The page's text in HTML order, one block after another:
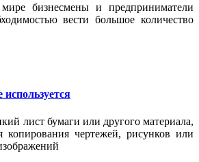
бизнесмены и предприниматели
вести большое количество
используется
лист бумаги или другого материала,
копирования чертежей, рисунков или